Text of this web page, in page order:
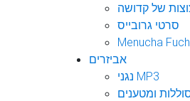
של קדושה
סרטי גרובייס
Menucha
אביזרים
נגני MP3
ומטענים